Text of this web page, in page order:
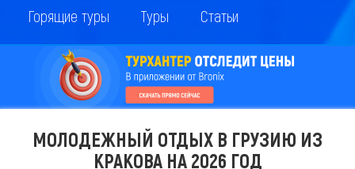
Горящие туры Туры Статьи
МОЛОДЕЖНЫЙ ОТДЫХ В ГРУЗИЮ ИЗ
КРАКОВА НА 2026 ГОД